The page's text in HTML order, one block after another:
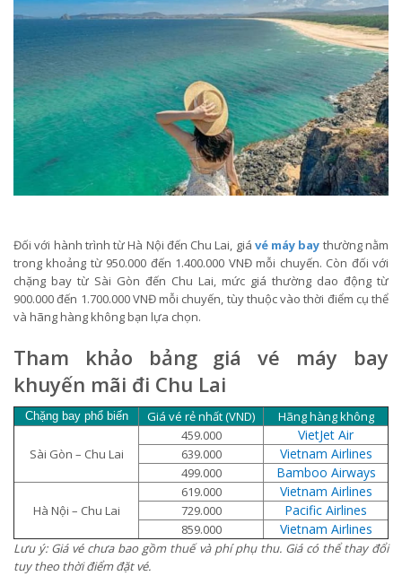
Đối với hành trình từ Hà Nội đến Chu Lai, giá vé máy bay thường nằm
trong khoảng từ 950.000 đến 1.400.000 VNĐ mỗi chuyến. Còn đối với
chặng bay từ Sài Gòn đến Chu Lai, mức giá thường dao động từ
900.000 đến 1.700.000 VNĐ mỗi chuyến, tùy thuộc vào thời điểm cụ thể
và hãng hàng không bạn lựa chọn.
Tham khảo bảng giá vé máy bay
khuyến mãi đi Chu Lai
Chặng bay phổ biến Giá vé rẻ nhất (VND) Hãng hàng không
Sài Gòn – Chu Lai
459.000 VietJet Air
639.000 Vietnam Airlines
499.000 Bamboo Airways
Hà Nội – Chu Lai
619.000 Vietnam Airlines
729.000 Pacific Airlines
859.000 Vietnam Airlines
Lưu ý: Giá vé chưa bao gồm thuế và phí phụ thu. Giá có thể thay đổi
tuy theo thời điểm đặt vé.